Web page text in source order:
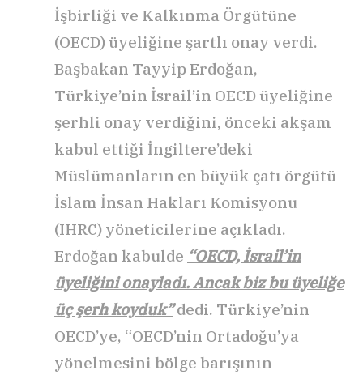
İşbirliği ve Kalkınma Örgütüne
(OECD) üyeliğine şartlı onay verdi.
Başbakan Tayyip Erdoğan,
Türkiye’nin İsrail’in OECD üyeliğine
şerhli onay verdiğini, önceki akşam
kabul ettiği İngiltere’deki
Müslümanların en büyük çatı örgütü
İslam İnsan Hakları Komisyonu
(IHRC) yöneticilerine açıkladı.
Erdoğan kabulde “OECD, İsrail’in
üyeliğini onayladı. Ancak biz bu üyeliğe
üç şerh koyduk”dedi. Türkiye’nin
OECD’ye, “OECD’nin Ortadoğu’ya
yönelmesini bölge barışının